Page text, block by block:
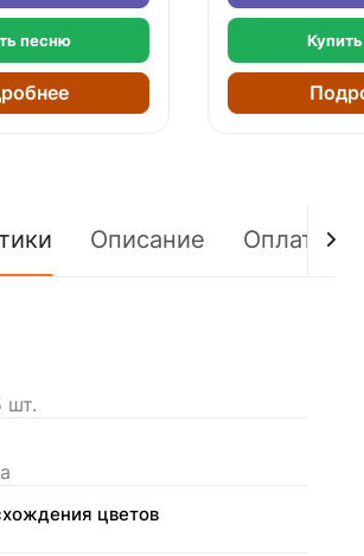
песню
Описание Оплата
шт.
цветов